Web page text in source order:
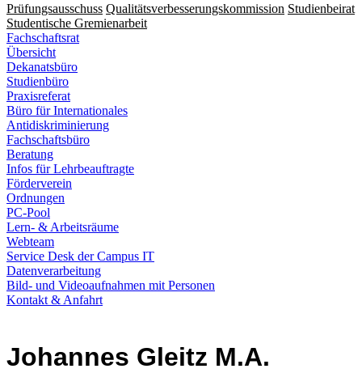
Prüfungsausschuss Qualitätsverbesserungskommission Studienbeirat
Studentische Gremienarbeit
Fachschaftsrat
Übersicht
Dekanatsbüro
Studienbüro
Praxisreferat
Büro für Internationales
Antidiskriminierung
Fachschaftsbüro
Beratung
Infos für Lehrbeauftragte
Förderverein
Ordnungen
PC-Pool
Lern- & Arbeitsräume
Webteam
Service Desk der Campus IT
Datenverarbeitung
Bild- und Videoaufnahmen mit Personen
Kontakt & Anfahrt
Johannes Gleitz M.A.